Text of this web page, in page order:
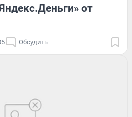
от
Обсудить